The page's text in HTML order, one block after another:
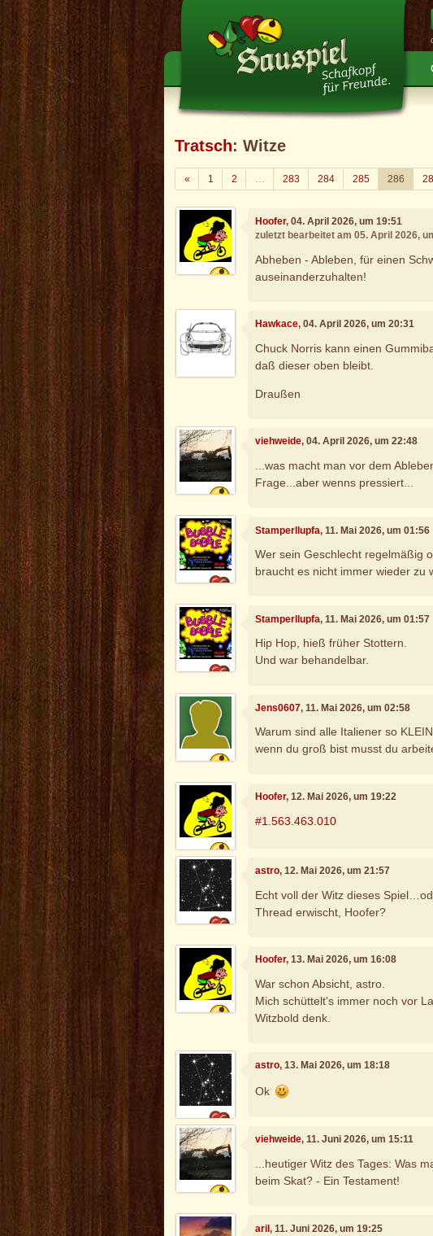
Tratsch: Witze
«Zurück
1 2 … 283 284 285 286
Hoofer, 04. April 2026, um 19:51
zuletzt bearbeitet am 05. April 2026,
Abheben - Ableben, für einen
auseinanderzuhalten!
Hawkace, 04. April 2026, um 20:31
Chuck Norris kann einen
daß dieser oben bleibt.
Draußen
viehweide, 04. April 2026, um 22:48
...was macht man vor dem
Frage...aber wenns pressiert...
Stamperllupfa, 11. Mai 2026, um 01:56
Wer sein Geschlecht regelmäßig
braucht es nicht immer wieder zu
Stamperllupfa, 11. Mai 2026, um 01:57
Hip Hop, hieß früher Stottern.
Und war behandelbar.
Jens0607, 11. Mai 2026, um 02:58
Warum sind alle Italiener so
wenn du groß bist musst du
Hoofer, 12. Mai 2026, um 19:22
#1.563.463.010
astro, 12. Mai 2026, um 21:57
Echt voll der Witz dieses
Thread erwischt, Hoofer?
Hoofer, 13. Mai 2026, um 16:08
War schon Absicht, astro.
Mich schüttelt's immer noch vor
Witzbold denk.
astro, 13. Mai 2026, um 18:18
Ok
viehweide, 11. Juni 2026, um 15:11
...heutiger Witz des Tages: Was
beim Skat? - Ein Testament!
aril, 11. Juni 2026, um 19:25